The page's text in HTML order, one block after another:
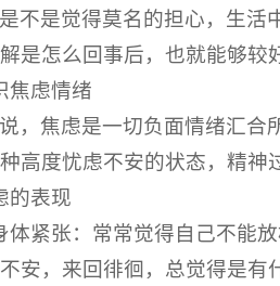
不是觉得莫名的担心，生活
是怎么回事后，也就能够较
焦虑情绪
，焦虑是一切负面情绪汇合
高度忧虑不安的状态，精神
的表现
体紧张：常常觉得自己不能
安，来回徘徊，总觉得是有